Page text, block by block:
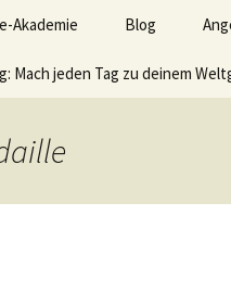
stressigen Alltag
Akademie Blog
Mach jeden Tag zu deinem